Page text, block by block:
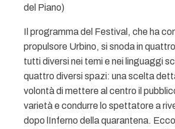
del Piano)
Il programma del Festival, che ha
propulsore Urbino, si snoda in
tutti diversi nei temi e nei linguaggi
quattro diversi spazi: una scelta
volontà di mettere al centro il
varietà e condurre lo spettatore a
dopo lInferno della quarantena.